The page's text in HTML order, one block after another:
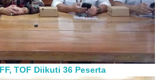
TOF Diikuti 36 Peserta